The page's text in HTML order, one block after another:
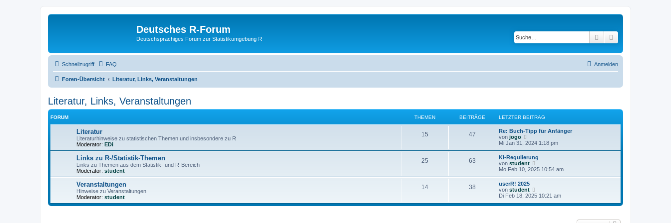
Deutsches R-Forum
Deutschsprachiges Forum zur Statistikumgebung R Suche
Schnellzugriff FAQ Anmelden
Foren-Übersicht Literatur, Links, Veranstaltungen
Literatur, Links, Veranstaltungen
FORUM THEMEN BEITRÄGE LETZTER BEITRAG
Literatur
Literaturhinweise zu statistischen Themen und insbesondere zu R
Moderator: EDi
15 47
Re: Buch-Tipp für Anfänger
von jogo
e
s
t
e
r
B
e
i
t
r
Mi Jan 31, 2024 1:18 pm
Links zu R-/Statistik-Themen
Links zu Themen aus dem Statistik- und R-Bereich
Moderator: student
25 63
KI-Regulierung
von student
e
t
e
r
Mo Feb 10, 2025 10:54 am
Veranstaltungen
Hinweise zu Veranstaltungen
Moderator: student
14 38
userR! 2025
von student
e
e
Di Feb 18, 2025 10:21 am